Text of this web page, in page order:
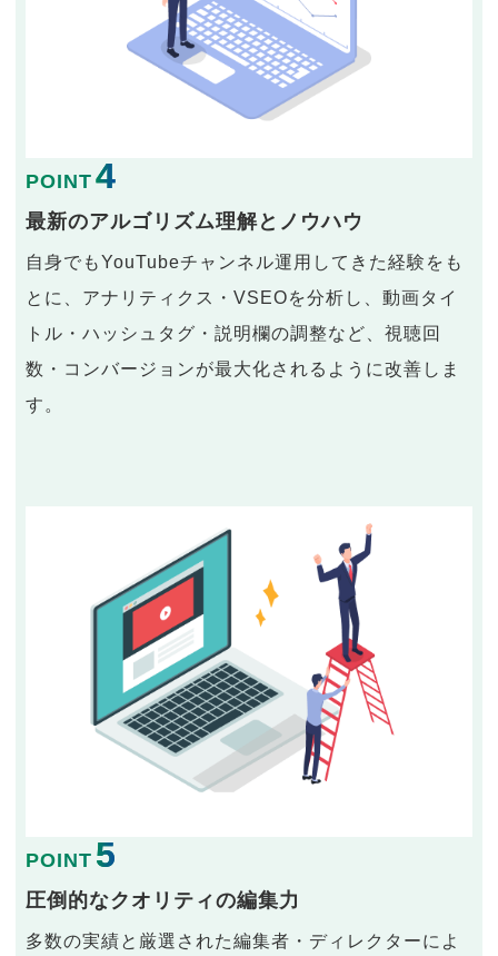
POINT 4
最新のアルゴリズム理解とノウハウ
自身でもYouTubeチャンネル運用してきた経験をも
とに、アナリティクス・VSEOを分析し、動画タイ
トル・ハッシュタグ・説明欄の調整など、視聴回
数・コンバージョンが最大化されるように改善しま
す。
POINT 5
圧倒的なクオリティの編集力
多数の実績と厳選された編集者・ディレクターによ